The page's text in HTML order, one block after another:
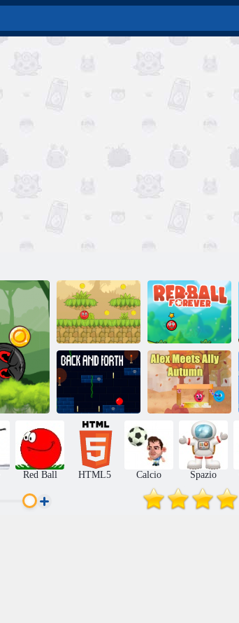
Palla di rimbalzo
rossa 5
Palla rossa per
sempre
Avanti e indietro
Alex incontra
Ally Autumn
Red Ball HTML5 Calcio Spazio